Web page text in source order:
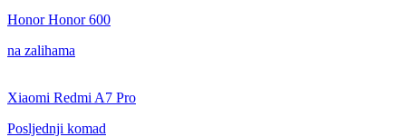
Honor Honor 600
na zalihama
Xiaomi Redmi A7 Pro
Posljednji komad